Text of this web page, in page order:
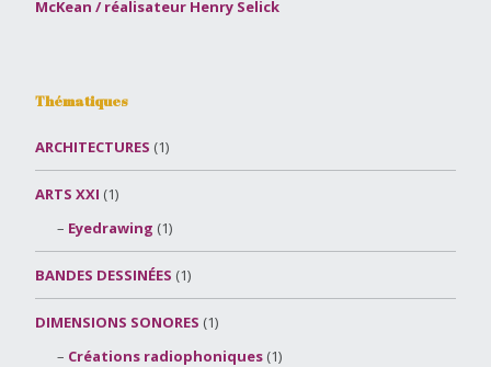
McKean / réalisateur Henry Selick
Thématiques
ARCHITECTURES (1)
ARTS XXI (1)
Eyedrawing (1)
BANDES DESSINÉES (1)
DIMENSIONS SONORES (1)
Créations radiophoniques(1)